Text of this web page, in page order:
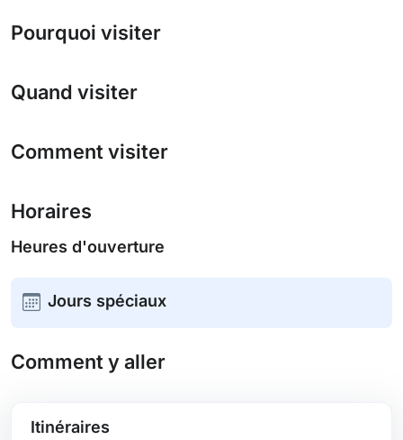
Pourquoi visiter
Quand visiter
Comment visiter
Horaires
Heures d'ouverture
Jours spéciaux
Comment y aller
Itinéraires